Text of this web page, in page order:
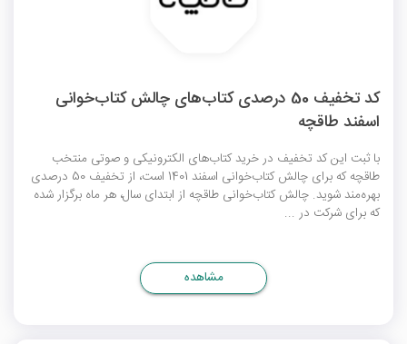
کد تخفیف 50 درصدی کتاب‌های چالش کتاب‌خوانی
اسفند طاقچه
با ثبت این کد تخفیف در خرید کتاب‌های الکترونیکی و صوتی منتخب
طاقچه که برای چالش کتاب‌خوانی اسفند 1401 است، از تخفیف 50 درصدی
بهره‌مند شوید. چالش کتاب‌خوانی طاقچه از ابتدای سال، هر ماه برگزار شده
که برای شرکت در ...
مشاهده